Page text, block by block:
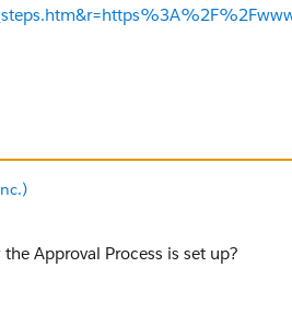
Approval Process is set up?